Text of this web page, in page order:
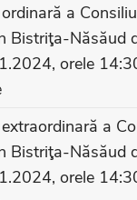
a
Bistriţa-Năsăud
orele
a
Bistriţa-Năsăud
orele